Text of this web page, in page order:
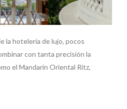
la hotelería de lujo, pocos
con tanta precisión la
el Mandarin Oriental Ritz,